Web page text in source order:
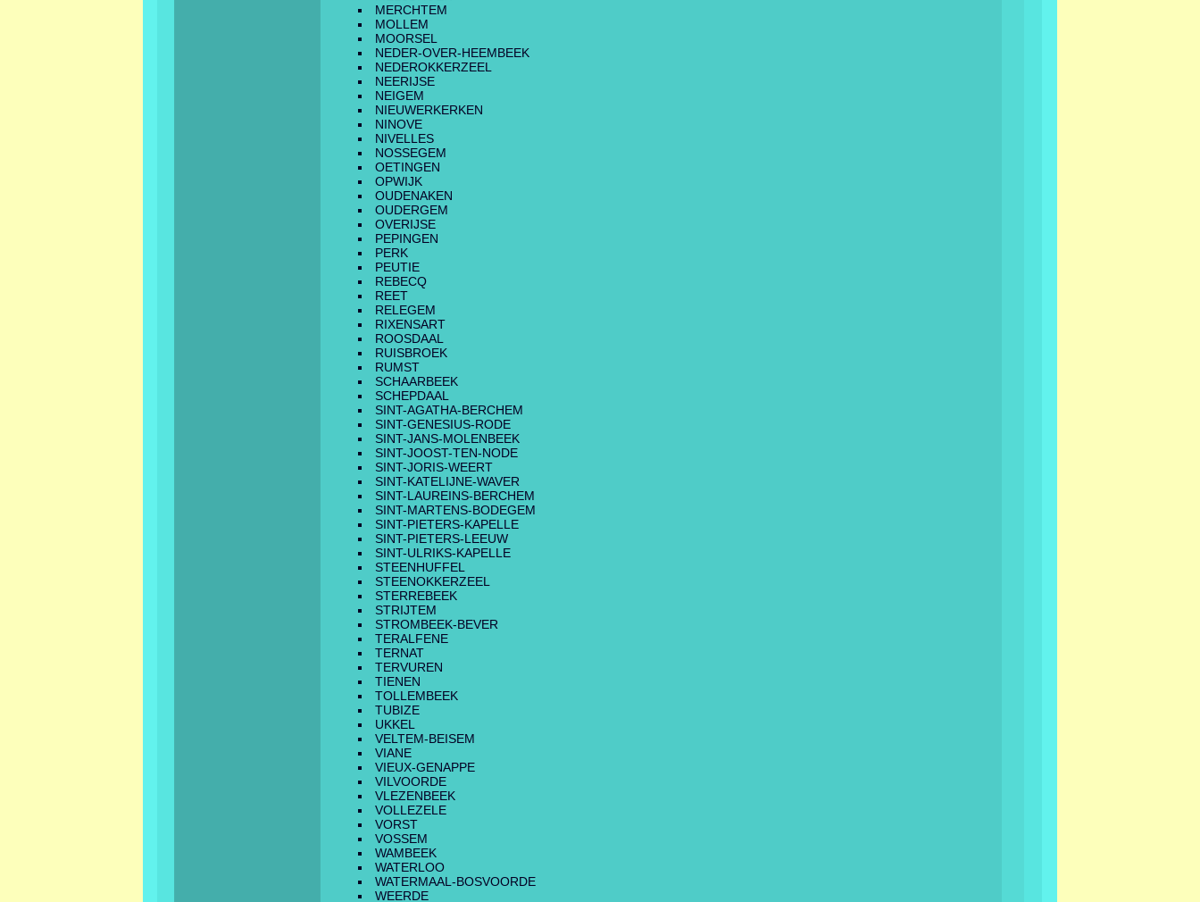
MERCHTEM
MOLLEM
MOORSEL
NEDER-OVER-HEEMBEEK
NEDEROKKERZEEL
NEERIJSE
NEIGEM
NIEUWERKERKEN
NINOVE
NIVELLES
NOSSEGEM
OETINGEN
OPWIJK
OUDENAKEN
OUDERGEM
OVERIJSE
PEPINGEN
PERK
PEUTIE
REBECQ
REET
RELEGEM
RIXENSART
ROOSDAAL
RUISBROEK
RUMST
SCHAARBEEK
SCHEPDAAL
SINT-AGATHA-BERCHEM
SINT-GENESIUS-RODE
SINT-JANS-MOLENBEEK
SINT-JOOST-TEN-NODE
SINT-JORIS-WEERT
SINT-KATELIJNE-WAVER
SINT-LAUREINS-BERCHEM
SINT-MARTENS-BODEGEM
SINT-PIETERS-KAPELLE
SINT-PIETERS-LEEUW
SINT-ULRIKS-KAPELLE
STEENHUFFEL
STEENOKKERZEEL
STERREBEEK
STRIJTEM
STROMBEEK-BEVER
TERALFENE
TERNAT
TERVUREN
TIENEN
TOLLEMBEEK
TUBIZE
UKKEL
VELTEM-BEISEM
VIANE
VIEUX-GENAPPE
VILVOORDE
VLEZENBEEK
VOLLEZELE
VORST
VOSSEM
WAMBEEK
WATERLOO
WATERMAAL-BOSVOORDE
WEERDE